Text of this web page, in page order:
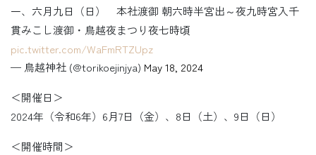
一、六月九日（日） 本社渡御 朝六時半宮出～夜九時宮入千
貫みこし渡御・鳥越夜まつり夜七時頃
pic.twitter.com/WaFmRTZUpz
— 鳥越神社 (@torikoejinjya) May 18, 2024
＜開催日＞
2024年（令和6年）6月7日（金）、8日（土）、9日（日）
＜開催時間＞